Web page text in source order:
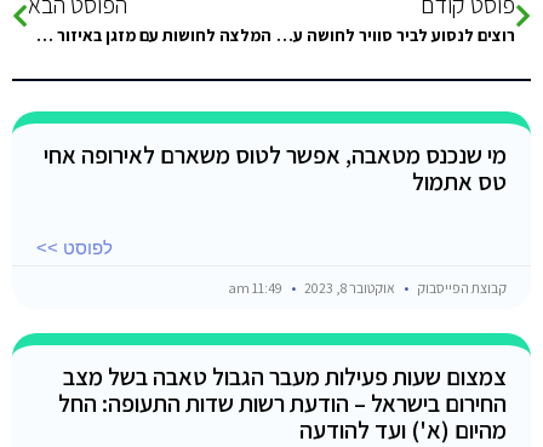
רוצים לנסוע לביר סוויר לחושה עם מזגן,יש המלצה על **Paradies Sweir?** **אם כן,איך אפשר להשיג אותם בכדי לוודא שיש חושה… המלצה לחושות עם מזגן באיזור של דהאב ונואיבה?
מי שנכנס מטאבה, אפשר לטוס משארם לאירופה אחי
טס אתמול
לפוסט >>
קבוצת הפייסבוק אוקטובר 8, 2023
צמצום שעות פעילות מעבר הגבול טאבה בשל מצב
החירום בישראל – הודעת רשות שדות התעופה: החל
מהיום (א') ועד להודעה